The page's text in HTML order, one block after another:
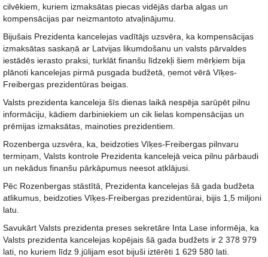
cilvēkiem, kuriem izmaksātas piecas vidējās darba algas un
kompensācijas par neizmantoto atvaļinājumu.
Bijušais Prezidenta kancelejas vadītājs uzsvēra, ka kompensācijas
izmaksātas saskaņā ar Latvijas likumdošanu un valsts pārvaldes
iestādēs ierasto praksi, turklāt finanšu līdzekļi šiem mērķiem bija
plānoti kancelejas pirmā pusgada budžetā, ņemot vērā Vīķes-
Freibergas prezidentūras beigas.
Valsts prezidenta kanceleja šīs dienas laikā nespēja sarūpēt pilnu
informāciju, kādiem darbiniekiem un cik lielas kompensācijas un
prēmijas izmaksātas, mainoties prezidentiem.
Rozenberga uzsvēra, ka, beidzoties Vīķes-Freibergas pilnvaru
termiņam, Valsts kontrole Prezidenta kancelejā veica pilnu pārbaudi
un nekādus finanšu pārkāpumus neesot atklājusi.
Pēc Rozenbergas stāstītā, Prezidenta kancelejas šā gada budžeta
atlikumus, beidzoties Vīķes-Freibergas prezidentūrai, bijis 1,5 miljoni
latu.
Savukārt Valsts prezidenta preses sekretāre Inta Lase informēja, ka
Valsts prezidenta kancelejas kopējais šā gada budžets ir 2 378 979
lati, no kuriem līdz 9.jūlijam esot bijuši iztērēti 1 629 580 lati.